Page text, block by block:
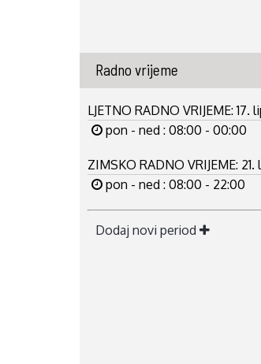
Radno vrijeme
LJETNO RADNO VRIJEME: 17.
pon - ned : 08:00 - 00:00
ZIMSKO RADNO VRIJEME:
pon - ned : 08:00 - 22:00
Dodaj novi period